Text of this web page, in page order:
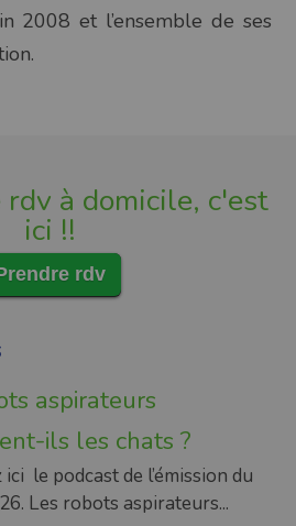
2008 et l’ensemble de ses
rdv à domicile, c'est
ici !!
rdv
aspirateurs
ils les chats ?
le podcast de l’émission du
Les robots aspirateurs...